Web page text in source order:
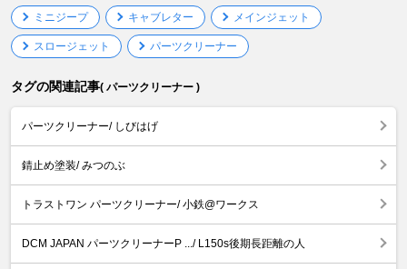
ミニジープ キャブレター メインジェット
スロージェット パーツクリーナー
タグの関連記事( パーツクリーナー )
パーツクリーナー/ しびはげ
錆止め塗装/ みつのぶ
トラストワン パーツクリーナー/ 小鉄@ワークス
DCM JAPAN パーツクリーナーP .../ L150s後期長距離の人